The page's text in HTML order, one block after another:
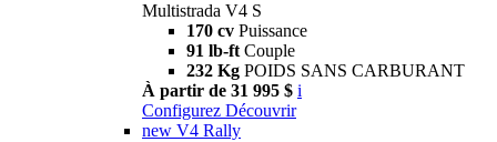
Multistrada V4 S
170 cv Puissance
91 lb-ft Couple
232 Kg POIDS SANS CARBURANT
À partir de 31 995 $ i
Configurez Découvrir
new V4 Rally